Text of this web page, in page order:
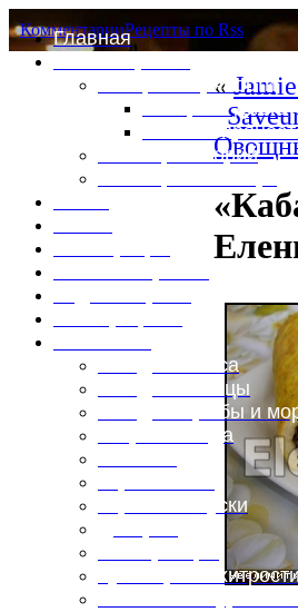
Главная
Специи и пряности
Специи и диета
Каталог
Таблица калорий
Блюда из мяса
Блюда из птицы
Блюда из рыбы и
Вторые блюда
Горячие закуски
Кулинарные
КомментарииРецепты по Rss
«